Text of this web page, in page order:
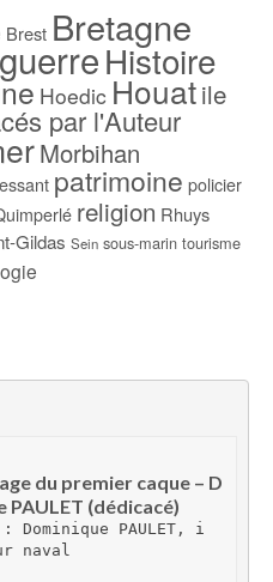
Brest Bretagne
guerreHistoire
Hoedic Houatile
par l'Auteur
Morbihan
patrimoine policier
religion Rhuys
Gildas Sein sous-marin tourisme
du premier caque – D
PAULET (dédicacé)
Dominique PAULET, i
naval